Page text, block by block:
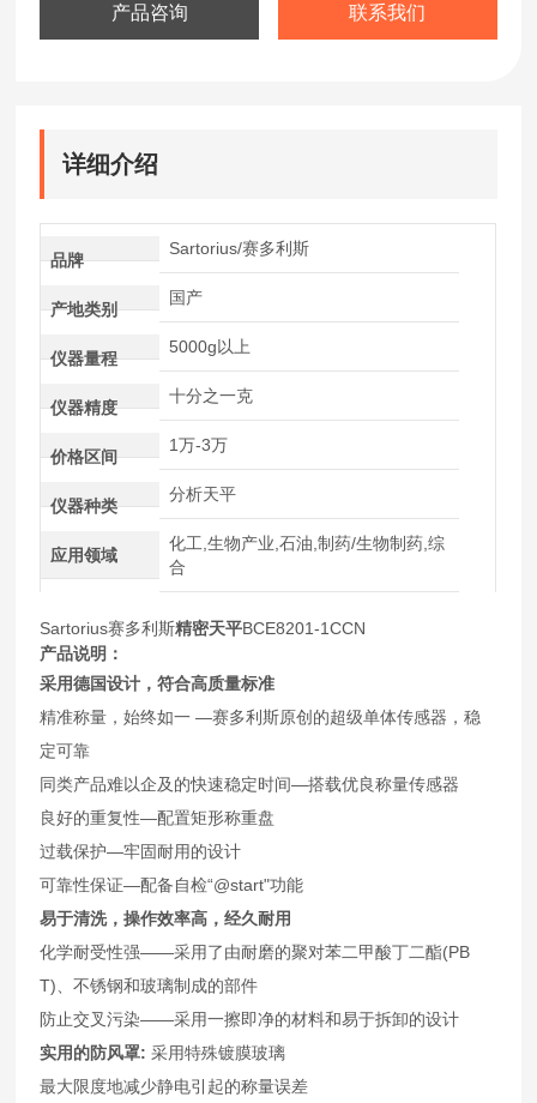
产品咨询 联系我们
详细介绍
品牌
Sartorius/赛多利斯
产地类别
国产
仪器量程
5000g以上
仪器精度
十分之一克
价格区间
1万-3万
仪器种类
分析天平
应用领域
化工,生物产业,石油,制药/生物制药,综
合
Sartorius赛多利斯精密天平BCE8201-1CCN
产品说明：
采用德国设计，符合高质量标准
精准称量，始终如一 —赛多利斯原创的超级单体传感器，稳
定可靠
同类产品难以企及的快速稳定时间—搭载优良称量传感器
良好的重复性—配置矩形称重盘
过载保护—牢固耐用的设计
可靠性保证—配备自检“@start"功能
易于清洗，操作效率高，经久耐用
化学耐受性强——采用了由耐磨的聚对苯二甲酸丁二酯(PB
T)、不锈钢和玻璃制成的部件
防止交叉污染——采用一擦即净的材料和易于拆卸的设计
实用的防风罩: 采用特殊镀膜玻璃
最大限度地减少静电引起的称量误差